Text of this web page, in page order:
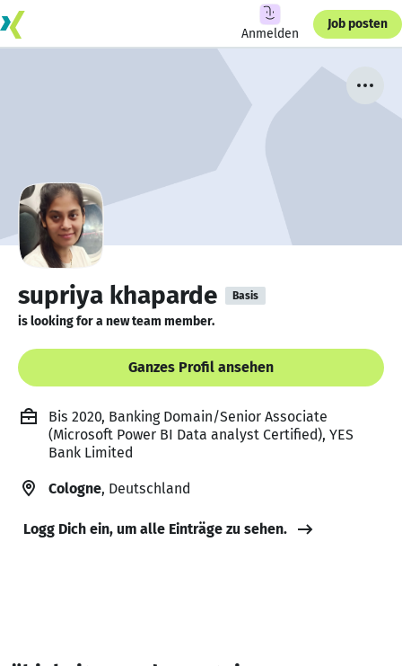
Anmelden
Job posten
supriya khaparde Basis
is looking for a new team member.
Ganzes Profil ansehen
Bis 2020, Banking Domain/Senior Associate
(Microsoft Power BI Data analyst Certified), YES
Bank Limited
Cologne, Deutschland
Logg Dich ein, um alle Einträge zu sehen.